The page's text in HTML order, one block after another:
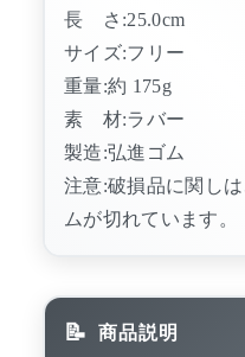
長 さ:25.0cm
サイズ:フリー
重量:約 175g
素 材:ラバー
製造:弘進ゴム
注意:破損品に関し
ムが切れています。
商品説明